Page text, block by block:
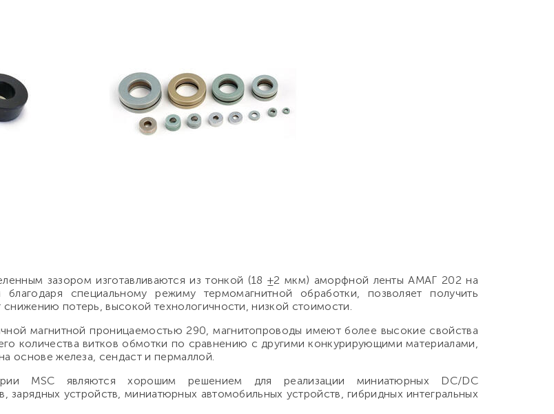
зазором изготавливаются из тонкой (18 ±2 мкм) аморфной ленты АМАГ 202 на
специальному режиму термомагнитной обработки, позволяет получить
потерь, высокой технологичности, низкой стоимости.
магнитной проницаемостью 290, магнитопроводы имеют более высокие свойства
количества витков обмотки по сравнению с другими конкурирующими материалами,
основе железа, сендаст и пермаллой.
MSC являются хорошим решением для реализации миниатюрных DC/DC
зарядных устройств, миниатюрных автомобильных устройств, гибридных интегральных